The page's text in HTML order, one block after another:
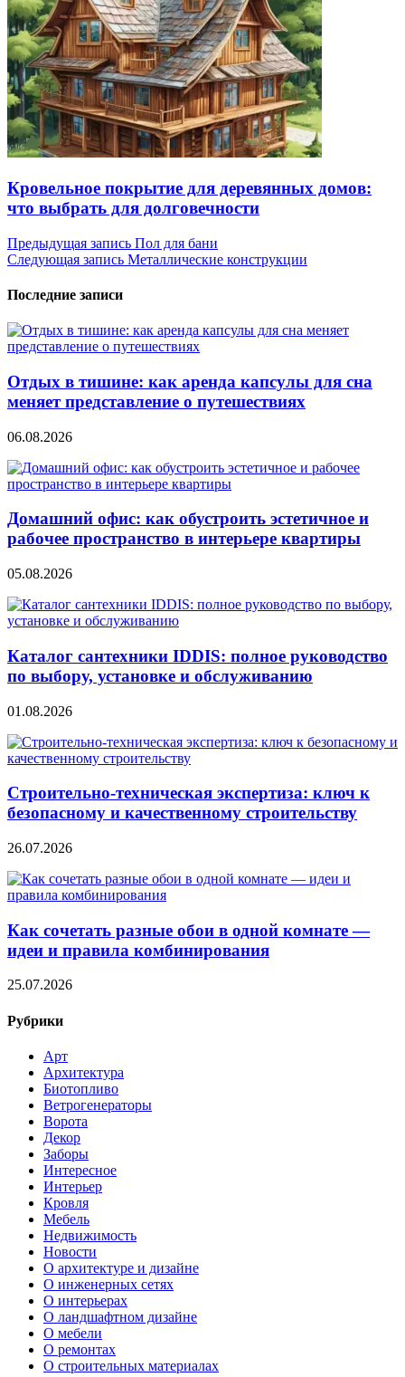
Кровельное покрытие для деревянных домов:
что выбрать для долговечности
Навигация
по
записям
Предыдущая запись Пол для бани
Следующая запись Металлические конструкции
Последние записи
Отдых в тишине: как аренда капсулы для сна
меняет представление о путешествиях
06.08.2026
Домашний офис: как обустроить эстетичное и
рабочее пространство в интерьере квартиры
05.08.2026
Каталог сантехники IDDIS: полное руководство
по выбору, установке и обслуживанию
01.08.2026
Строительно‑техническая экспертиза: ключ к
безопасному и качественному строительству
26.07.2026
Как сочетать разные обои в одной комнате —
идеи и правила комбинирования
25.07.2026
Рубрики
Арт
Архитектура
Биотопливо
Ветрогенераторы
Ворота
Декор
Заборы
Интересное
Интерьер
Кровля
Мебель
Недвижимость
Новости
О архитектуре и дизайне
О инженерных сетях
О интерьерах
О ландшафтном дизайне
О мебели
О ремонтах
О строительных материалах